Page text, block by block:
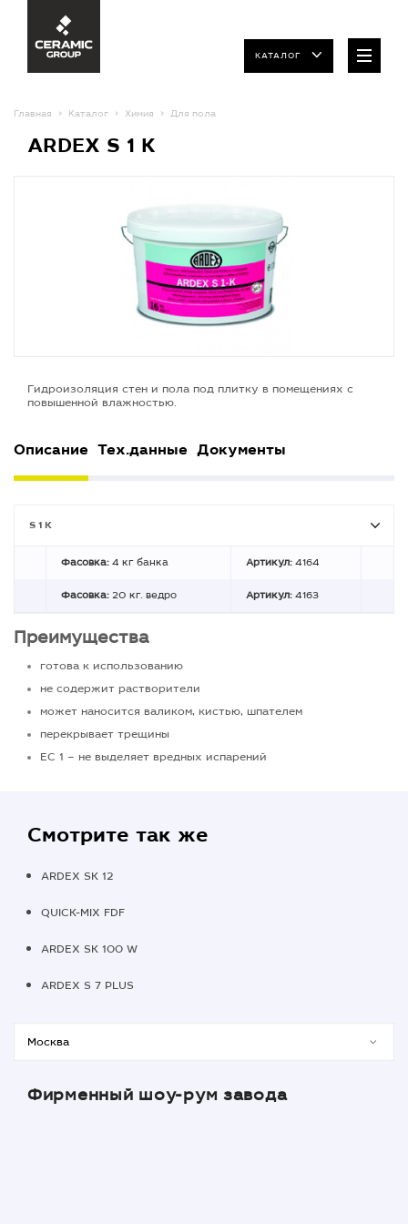
КАТАЛОГ
Главная Каталог Химия Для пола
ARDEX S 1 K
Гидроизоляция стен и пола под плитку в помещениях с
повышенной влажностью.
Описание Тех.данные Документы
S 1 K
Фасовка: 4 кг банка Артикул: 4164
Фасовка: 20 кг. ведро Артикул: 4163
Преимущества
готова к использованию
не содержит растворители
может наносится валиком, кистью, шпателем
перекрывает трещины
EC 1 – не выделяет вредных испарений
Смотрите так же
ARDEX SK 12
QUICK-MIX FDF
ARDEX SK 100 W
ARDEX S 7 PLUS
Фирменный шоу-рум завода